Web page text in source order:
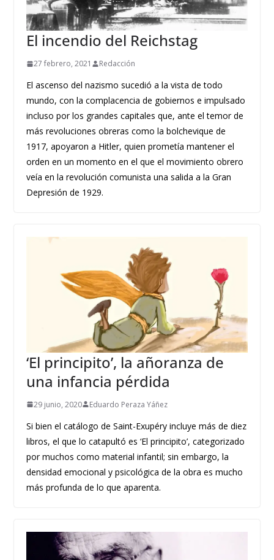
El incendio del Reichstag
27 febrero, 2021 Redacción
El ascenso del nazismo sucedió a la vista de todo
mundo, con la complacencia de gobiernos e impulsado
incluso por los grandes capitales que, ante el temor de
más revoluciones obreras como la bolchevique de
1917, apoyaron a Hitler, quien prometía mantener el
orden en un momento en el que el movimiento obrero
veía en la revolución comunista una salida a la Gran
Depresión de 1929.
‘El principito’, la añoranza de
una infancia pérdida
29 junio, 2020 Eduardo Peraza Yáñez
Si bien el catálogo de Saint-Exupéry incluye más de diez
libros, el que lo catapultó es ‘El principito’, categorizado
por muchos como material infantil; sin embargo, la
densidad emocional y psicológica de la obra es mucho
más profunda de lo que aparenta.